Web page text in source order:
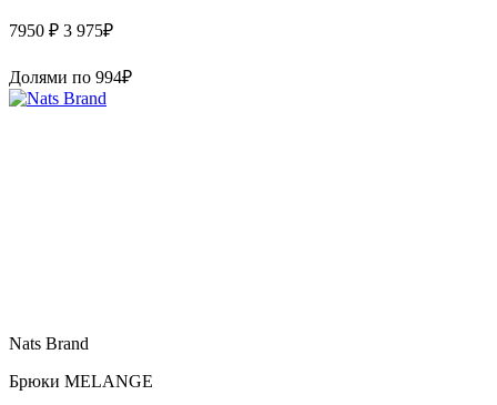
7950 ₽ 3 975₽
Долями по 994₽
Nats Brand
Брюки MELANGE